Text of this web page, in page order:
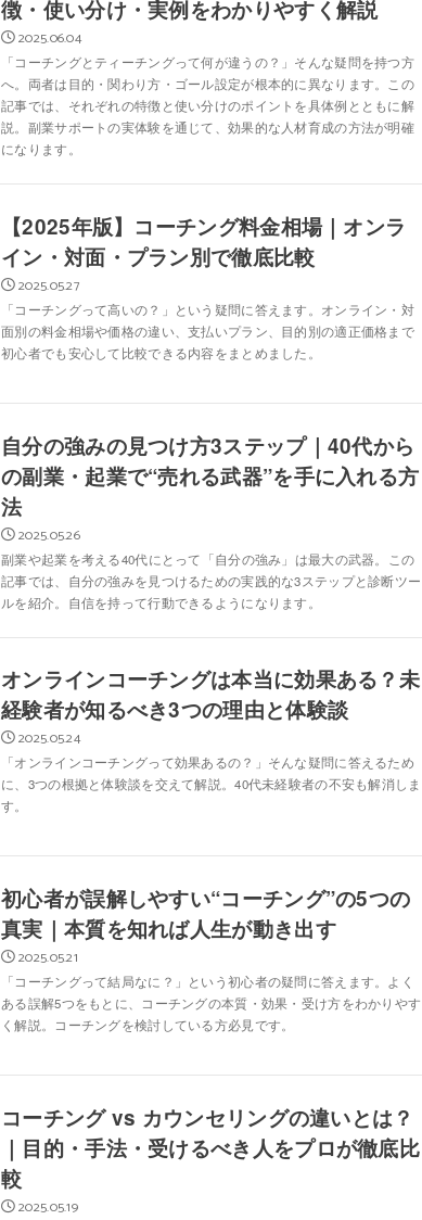
徴・使い分け・実例をわかりやすく解説
2025.06.04
「コーチングとティーチングって何が違うの？」そんな疑問を持つ方
へ。両者は目的・関わり方・ゴール設定が根本的に異なります。この
記事では、それぞれの特徴と使い分けのポイントを具体例とともに解
説。副業サポートの実体験を通じて、効果的な人材育成の方法が明確
になります。
【2025年版】コーチング料金相場｜オンラ
イン・対面・プラン別で徹底比較
2025.05.27
「コーチングって高いの？」という疑問に答えます。オンライン・対
面別の料金相場や価格の違い、支払いプラン、目的別の適正価格まで
初心者でも安心して比較できる内容をまとめました。
自分の強みの見つけ方3ステップ｜40代から
の副業・起業で“売れる武器”を手に入れる方
法
2025.05.26
副業や起業を考える40代にとって「自分の強み」は最大の武器。この
記事では、自分の強みを見つけるための実践的な3ステップと診断ツー
ルを紹介。自信を持って行動できるようになります。
オンラインコーチングは本当に効果ある？未
経験者が知るべき3つの理由と体験談
2025.05.24
「オンラインコーチングって効果あるの？」そんな疑問に答えるため
に、3つの根拠と体験談を交えて解説。40代未経験者の不安も解消しま
す。
初心者が誤解しやすい“コーチング”の5つの
真実｜本質を知れば人生が動き出す
2025.05.21
「コーチングって結局なに？」という初心者の疑問に答えます。よく
ある誤解5つをもとに、コーチングの本質・効果・受け方をわかりやす
く解説。コーチングを検討している方必見です。
コーチング vs カウンセリングの違いとは？
｜目的・手法・受けるべき人をプロが徹底比
較
2025.05.19